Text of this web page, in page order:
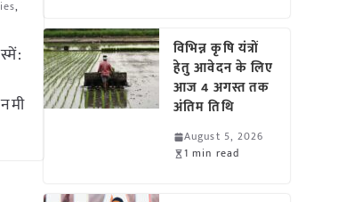
,
विभिन्न कृषि यंत्रों
हेतु आवेदन के लिए
आज 4 अगस्त तक
अंतिम तिथि
August 5, 2026
1 min read